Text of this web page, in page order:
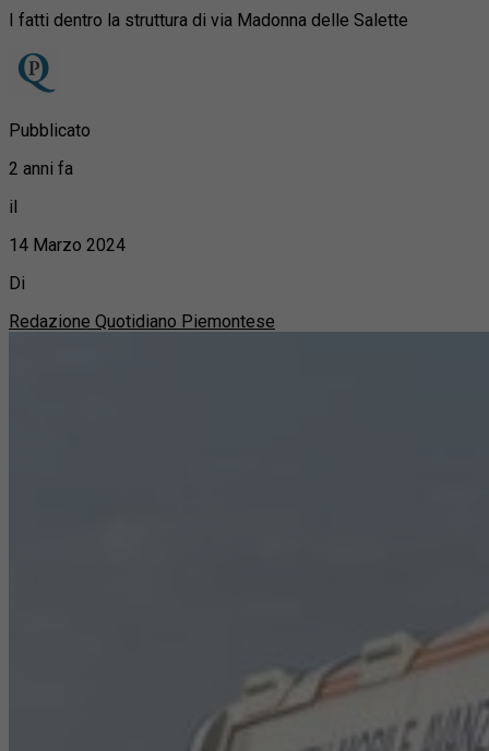
I fatti dentro la struttura di via Madonna delle Salette
Pubblicato
2 anni fa
il
14 Marzo 2024
Di
Redazione Quotidiano Piemontese